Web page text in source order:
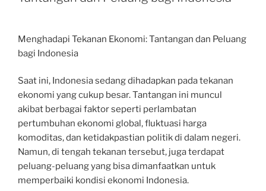
Menghadapi Tekanan Ekonomi: Tantangan dan Peluang
bagi Indonesia
Saat ini, Indonesia sedang dihadapkan pada tekanan
ekonomi yang cukup besar. Tantangan ini muncul
akibat berbagai faktor seperti perlambatan
pertumbuhan ekonomi global, fluktuasi harga
komoditas, dan ketidakpastian politik di dalam negeri.
Namun, di tengah tekanan tersebut, juga terdapat
peluang-peluang yang bisa dimanfaatkan untuk
memperbaiki kondisi ekonomi Indonesia.